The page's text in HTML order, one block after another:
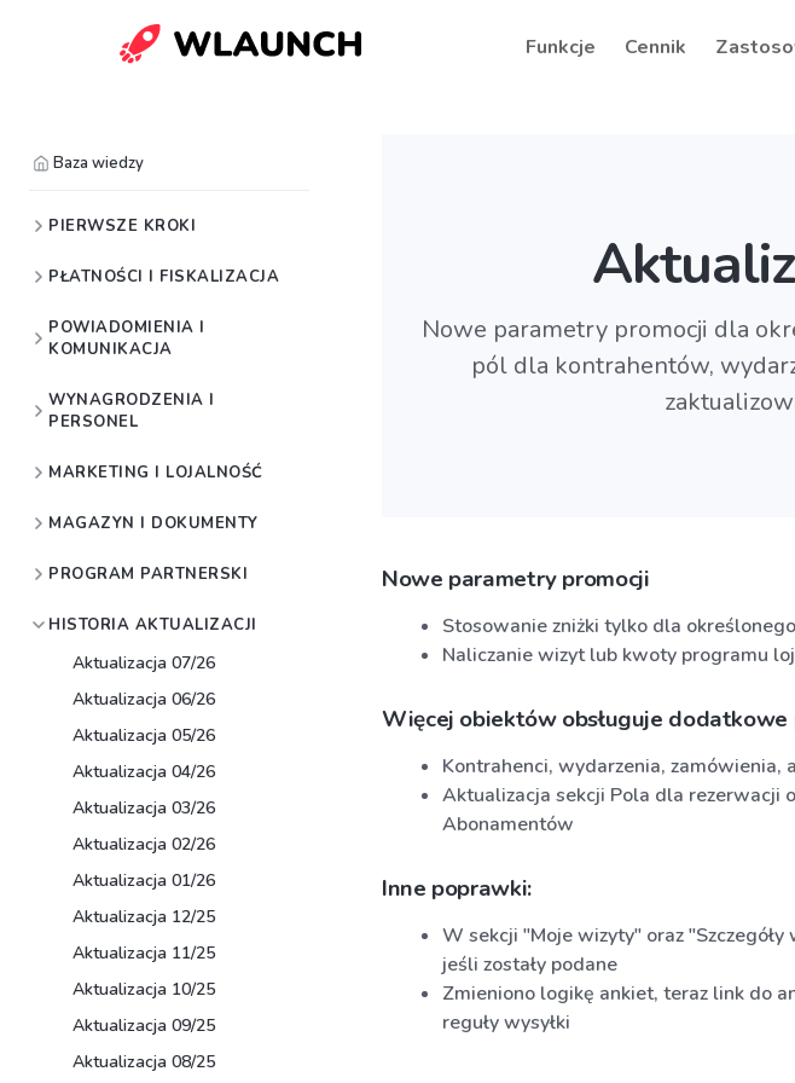
Funkcje Cennik
Baza wiedzy
PIERWSZE KROKI
PŁATNOŚCI I FISKALIZACJA
POWIADOMIENIA I
KOMUNIKACJA
WYNAGRODZENIA I
PERSONEL
MARKETING I LOJALNOŚĆ
MAGAZYN I DOKUMENTY
PROGRAM PARTNERSKI
HISTORIA AKTUALIZACJI
Aktualizacja 07/26
Aktualizacja 06/26
Aktualizacja 05/26
Aktualizacja 04/26
Aktualizacja 03/26
Aktualizacja 02/26
Aktualizacja 01/26
Aktualizacja 12/25
Aktualizacja 11/25
Aktualizacja 10/25
Aktualizacja 09/25
Aktualizacja 08/25
Nowe parametry promocji dla
pól dla kontrahentów,
Nowe parametry promocji
Stosowanie zniżki tylko dla
Naliczanie wizyt lub kwoty programu
Więcej obiektów obsługuje dodatkowe
Kontrahenci, wydarzenia, zamówienia,
Aktualizacja sekcji Pola dla rezerwacji
Abonamentów
Inne poprawki:
W sekcji "Moje wizyty" oraz
jeśli zostały podane
Zmieniono logikę ankiet, teraz link do
reguły wysyłki